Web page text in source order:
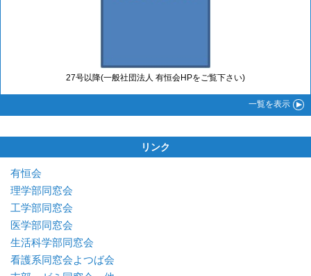
27号以降(一般社団法人 有恒会HPをご覧下さい)
一覧を表示
リンク
有恒会
理学部同窓会
工学部同窓会
医学部同窓会
生活科学部同窓会
看護系同窓会よつば会